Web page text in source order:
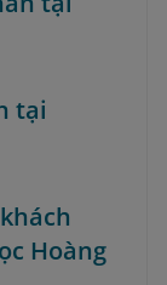
tại
Hoàng